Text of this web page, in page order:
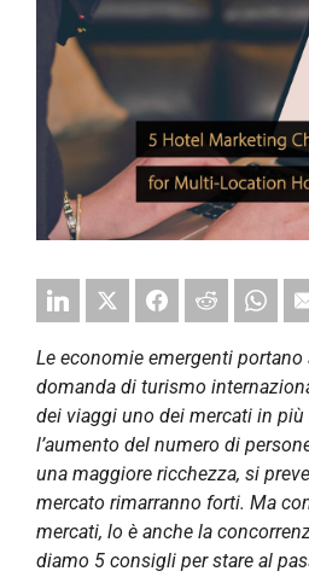
Larger
Image
Le economie emergenti portano
domanda di turismo
dei viaggi uno dei mercati in più
l’aumento del numero di
una maggiore ricchezza, si
mercato rimarranno forti. Ma
mercati, lo è anche la
diamo 5 consigli per stare al